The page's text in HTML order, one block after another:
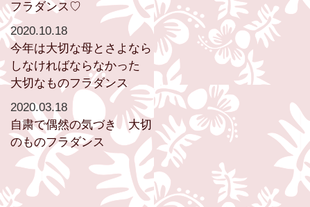
フラダンス♡
2020.10.18
今年は大切な母とさよなら
しなければならなかった
大切なものフラダンス
2020.03.18
自粛で偶然の気づき 大切
のものフラダンス